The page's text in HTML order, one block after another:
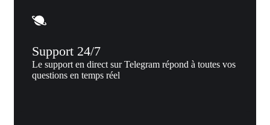
Support 24/7
Le support en direct sur Telegram répond à toutes vos
questions en temps réel